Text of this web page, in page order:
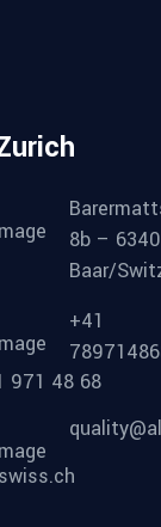
8b – 6340
Baar/
+41
971 48 68